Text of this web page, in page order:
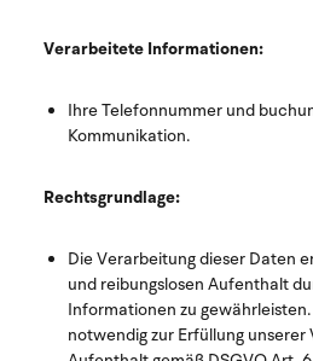
Verarbeitete Informationen:
Ihre Telefonnummer und
Kommunikation.
Rechtsgrundlage:
Die Verarbeitung dieser Daten
und reibungslosen Aufenthalt
Informationen zu
notwendig zur Erfüllung